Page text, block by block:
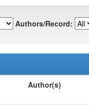
Authors/Record:
Author(s)